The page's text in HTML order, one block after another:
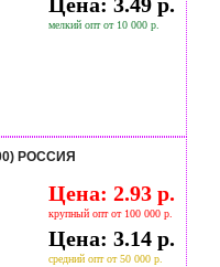
мелкий опт от 10 000 р.
РОССИЯ
Цена: 2.93 р.
крупный опт от 100 000 р.
Цена: 3.14 р.
средний опт от 50 000 р.